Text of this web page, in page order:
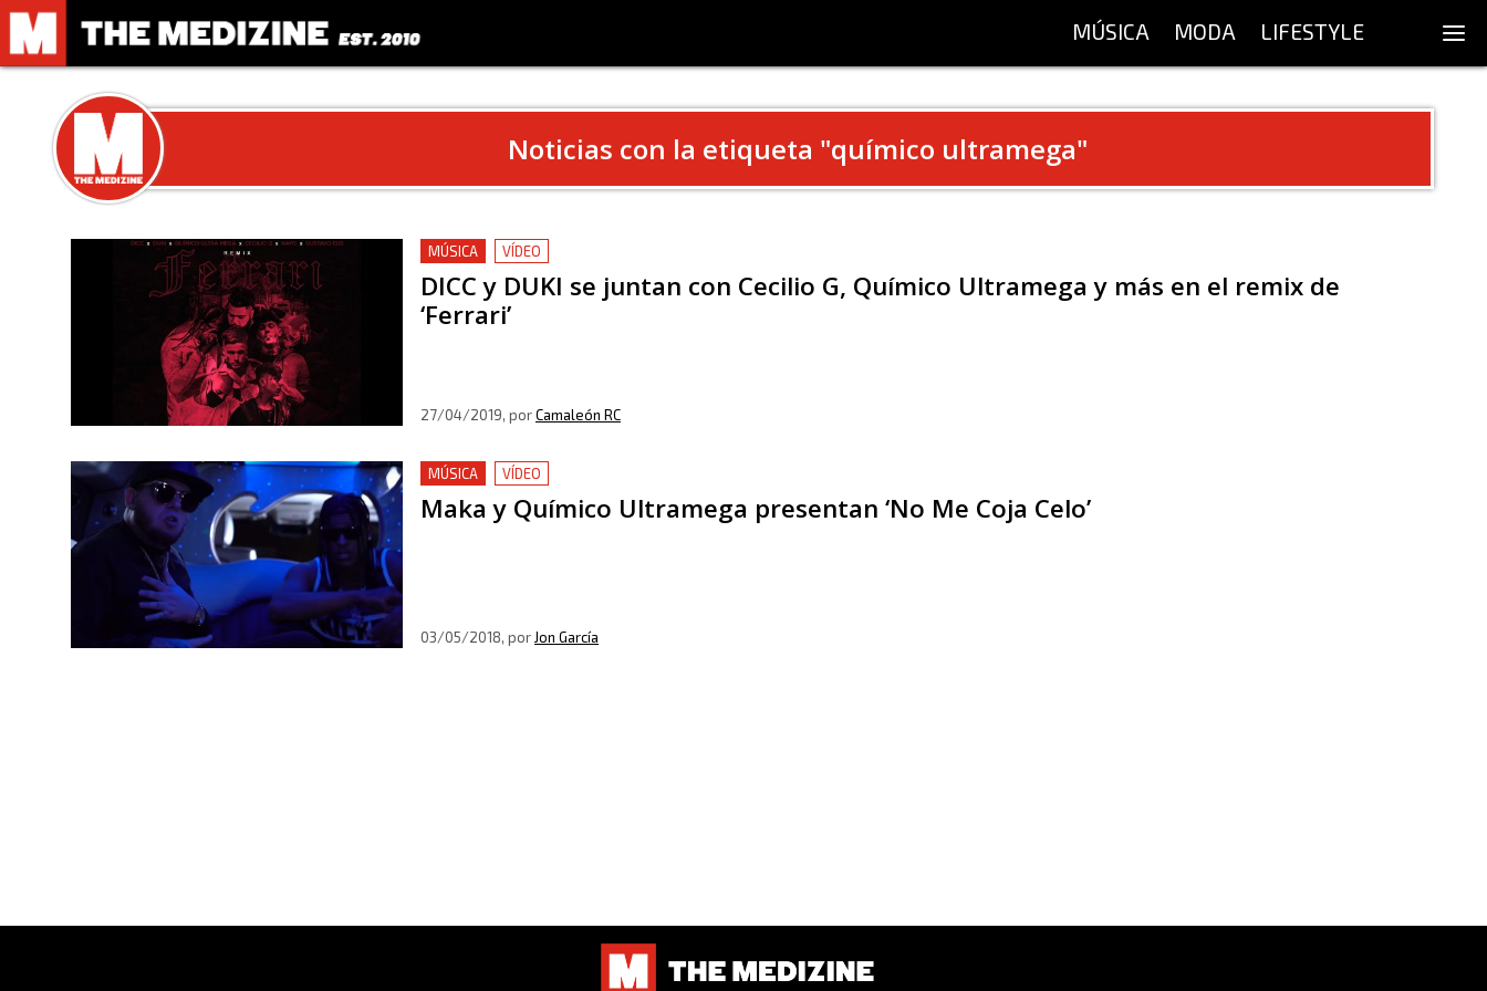
MÚSICA MODA LIFESTYLE
Noticias con la etiqueta "químico ultramega"
MÚSICA VÍDEO
DICC y DUKI se juntan con Cecilio G, Químico Ultramega y más en el remix de
‘Ferrari’
27/04/2019, porCamaleón RC
MÚSICA VÍDEO
Maka y Químico Ultramega presentan ‘No Me Coja Celo’
03/05/2018, por Jon García